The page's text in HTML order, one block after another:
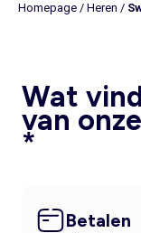
Homepage / Heren /
Wat
van
*
Betalen